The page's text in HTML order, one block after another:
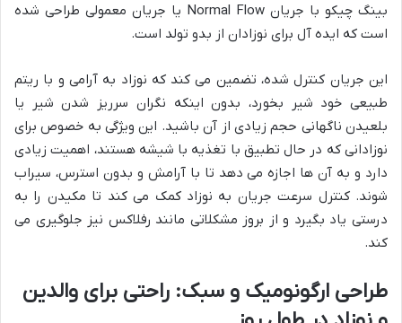
بینگ چیکو با جریان Normal Flow یا جریان معمولی طراحی شده
است که ایده آل برای نوزادان از بدو تولد است.
این جریان کنترل شده، تضمین می کند که نوزاد به آرامی و با ریتم
طبیعی خود شیر بخورد، بدون اینکه نگران سرریز شدن شیر یا
بلعیدن ناگهانی حجم زیادی از آن باشید. این ویژگی به خصوص برای
نوزادانی که در حال تطبیق با تغذیه با شیشه هستند، اهمیت زیادی
دارد و به آن ها اجازه می دهد تا با آرامش و بدون استرس، سیراب
شوند. کنترل سرعت جریان به نوزاد کمک می کند تا مکیدن را به
درستی یاد بگیرد و از بروز مشکلاتی مانند رفلاکس نیز جلوگیری می
کند.
طراحی ارگونومیک و سبک: راحتی برای والدین